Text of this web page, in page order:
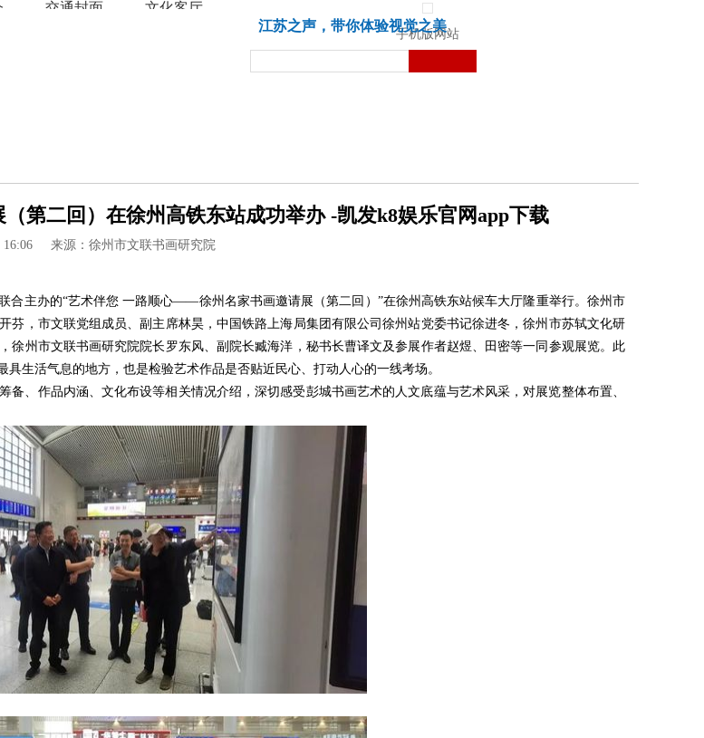
交通封面 文化客厅
手机版网站
江苏之声，带你体验视觉之美
第二回）在徐州高铁东站成功举办 -凯发k8娱乐官网app下载
16:06 来源：徐州市文联书画研究院
合主办的“艺术伴您 一路顺心——徐州名家书画邀请展（第二回）”在徐州高铁东站候车大厅隆重举行。徐州市
芬，市文联党组成员、副主席林昊，中国铁路上海局集团有限公司徐州站党委书记徐进冬，徐州市苏轼文化研
州市文联书画研究院院长罗东风、副院长臧海洋，秘书长曹译文及参展作者赵煜、田密等一同参观展览。此
生活气息的地方，也是检验艺术作品是否贴近民心、打动人心的一线考场。
、作品内涵、文化布设等相关情况介绍，深切感受彭城书画艺术的人文底蕴与艺术风采，对展览整体布置、